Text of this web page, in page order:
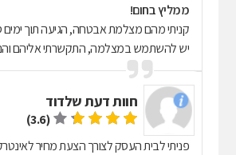
ממליץ בחום!
קניתי מהם מצלמת אבטחה, הגיעה תוך
יש להשתמש במצלמה, התקשרתי אליהם והם
חוות דעת שלדוד
(3.6)
פניתי לבית העסק לצורך הצעת מחיר